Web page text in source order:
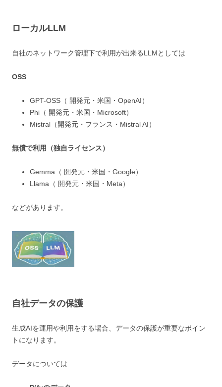
ローカルLLM
自社のネットワーク管理下で利用が出来るLLMとしては
OSS
GPT-OSS（ 開発元・米国・OpenAI）
Phi（ 開発元・米国・Microsoft）
Mistral（開発元・フランス・Mistral AI）
無償で利用（独自ライセンス）
Gemma（ 開発元・米国・Google）
Llama（ 開発元・米国・Meta）
などがあります。
自社データの保護
生成AIを運用や利用をする場合、データの保護が重要なポイン
トになります。
データについては